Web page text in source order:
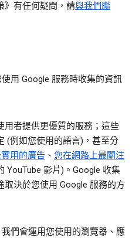
》有任何疑問，請與我們聯
用 Google 服務時收集的資訊
用者提供更優質的服務；這些
(例如您使用的語言)，甚至分
用的廣告 、 您在網路上最關注
YouTube 影片)。Google 收集
決於您使用 Google 服務的方
們會運用您使用的瀏覽器、應